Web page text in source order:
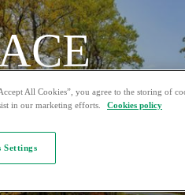
IN
All Cookies”, you agree to the storing of
in our marketing efforts.
Cookies policy
Settings